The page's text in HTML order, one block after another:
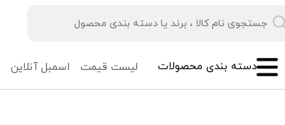
لیست قیمت اسمبل آنلاین دسته بندی محصولات